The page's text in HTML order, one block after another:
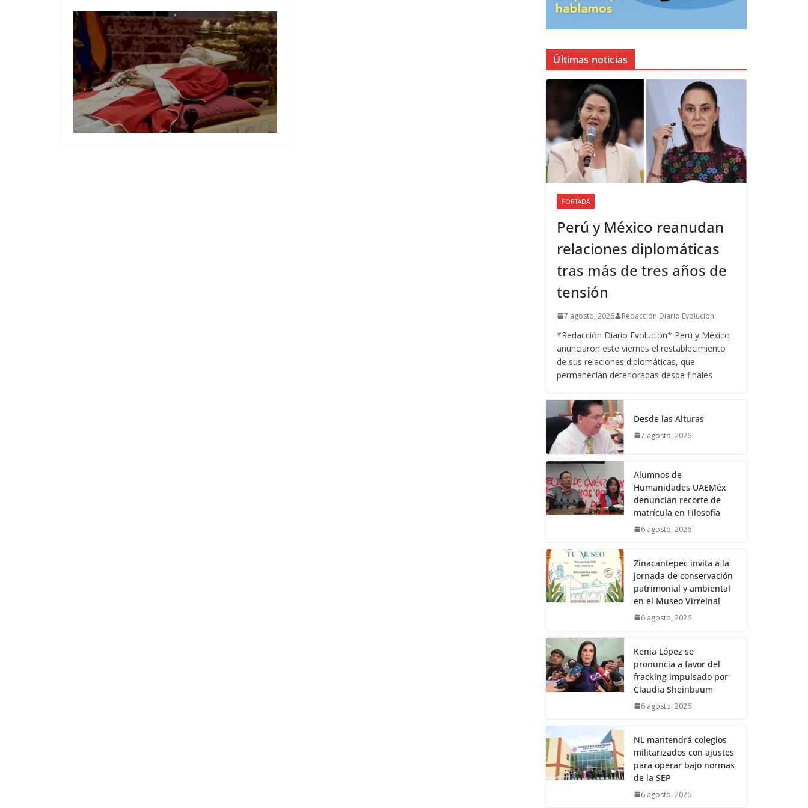
Últimas noticias
PORTADA
Perú y México reanudan
relaciones diplomáticas
tras más de tres años de
tensión
7 agosto, 2026 Redacción Diario Evolucion
*Redacción Diario Evolución* Perú y México
anunciaron este viernes el restablecimiento
de sus relaciones diplomáticas, que
permanecían deterioradas desde finales
Desde las Alturas
7 agosto, 2026
Alumnos de
Humanidades UAEMéx
denuncian recorte de
matrícula en Filosofía
6 agosto, 2026
Zinacantepec invita a la
jornada de conservación
patrimonial y ambiental
en el Museo Virreinal
6 agosto, 2026
Kenia López se
pronuncia a favor del
fracking impulsado por
Claudia Sheinbaum
6 agosto, 2026
NL mantendrá colegios
militarizados con ajustes
para operar bajo normas
de la SEP
6 agosto, 2026